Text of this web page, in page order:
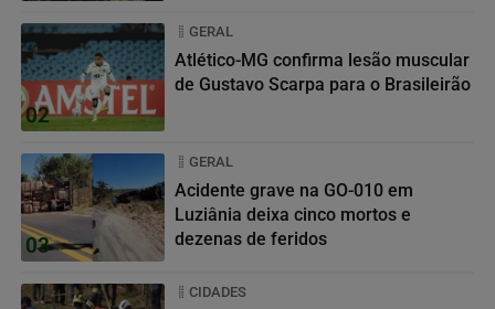
02
GERAL
Atlético-MG confirma lesão muscular
de Gustavo Scarpa para o Brasileirão
03
GERAL
Acidente grave na GO-010 em
Luziânia deixa cinco mortos e
dezenas de feridos
CIDADES